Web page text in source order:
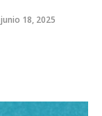
junio 18, 2025